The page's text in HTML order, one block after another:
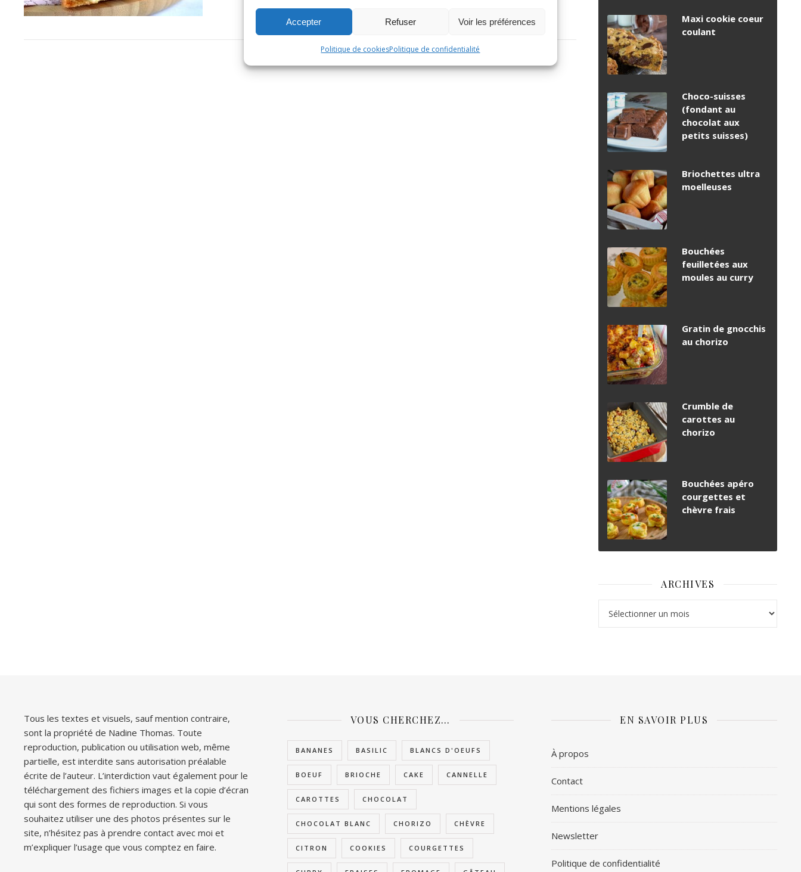
Accepter Refuser Voir les préférences
Politique de cookiesPolitique de confidentialité
Maxi cookie coeur
coulant
Choco-suisses
(fondant au
chocolat aux
petits suisses)
Briochettes ultra
moelleuses
Bouchées
feuilletées aux
moules au curry
Gratin de gnocchis
au chorizo
Crumble de
carottes au
chorizo
Bouchées apéro
courgettes et
chèvre frais
ARCHIVES
Tous les textes et visuels, sauf mention contraire,
sont la propriété de Nadine Thomas. Toute
reproduction, publication ou utilisation web, même
partielle, est interdite sans autorisation préalable
écrite de l’auteur. L’interdiction vaut également pour le
téléchargement des fichiers images et la copie d’écran
qui sont des formes de reproduction. Si vous
souhaitez utiliser une des photos présentes sur le
site, n’hésitez pas à prendre contact avec moi et
m’expliquer l’usage que vous comptez en faire.
VOUS CHERCHEZ…
BANANES BASILIC BLANCS D'OEUFS
BOEUF BRIOCHE CAKE CANNELLE
CAROTTES CHOCOLAT
CHOCOLAT BLANC CHORIZO CHÈVRE
CITRON COOKIES COURGETTES
EN SAVOIR PLUS
À propos
Contact
Mentions légales
Newsletter
Politique de confidentialité